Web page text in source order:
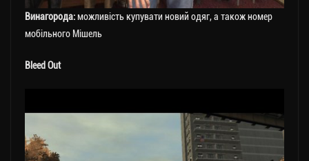
Винагорода:можливість купувати новий одяг, а також номер
мобільного Мішель
Bleed Out